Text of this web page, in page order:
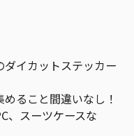
ダイカットステッカー
ること間違いなし！
、スーツケースな